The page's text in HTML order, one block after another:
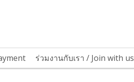
ร่วมงานกับเรา / Join with us